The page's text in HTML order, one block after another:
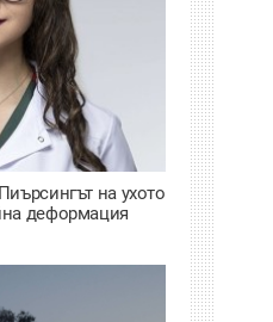
на ухото
деформация